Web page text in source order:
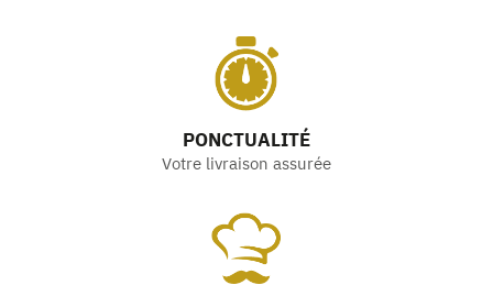
PONCTUALITÉ
Votre livraison assurée